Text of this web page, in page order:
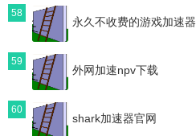
58
永久不收费的游戏加速器
59
外网加速npv下载
60
shark加速器官网